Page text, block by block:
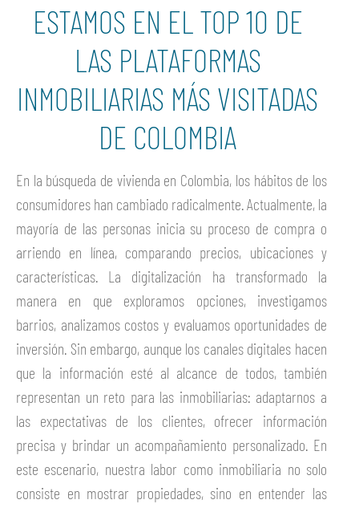
ESTAMOS EN EL TOP 10 DE
LAS PLATAFORMAS
INMOBILIARIAS MÁS VISITADAS
DE COLOMBIA
En la búsqueda de vivienda en Colombia, los hábitos de los
consumidores han cambiado radicalmente. Actualmente, la
mayoría de las personas inicia su proceso de compra o
arriendo en línea, comparando precios, ubicaciones y
características. La digitalización ha transformado la
manera en que exploramos opciones, investigamos
barrios, analizamos costos y evaluamos oportunidades de
inversión. Sin embargo, aunque los canales digitales hacen
que la información esté al alcance de todos, también
representan un reto para las inmobiliarias: adaptarnos a
las expectativas de los clientes, ofrecer información
precisa y brindar un acompañamiento personalizado. En
este escenario, nuestra labor como inmobiliaria no solo
consiste en mostrar propiedades, sino en entender las